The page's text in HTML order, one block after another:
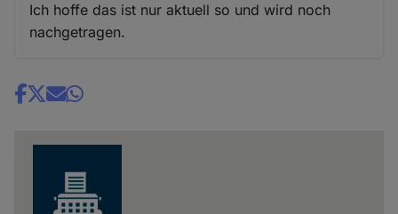
Ich hoffe das ist nur aktuell so und wird noch
nachgetragen.
Share